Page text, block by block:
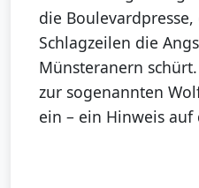
die
Schlagzeilen die
Münsteranern
zur sogenannten
ein – ein Hinweis auf